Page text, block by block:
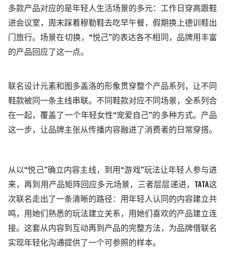
多款产品对应的是年轻人生活场景的多元：工作日穿高跟鞋
进会议室，周末踩着穆勒鞋去吃早午餐，假期换上德训鞋出
门旅行。场景在切换， “悦己”的表达各不相同，品牌用丰富
的产品回应了这一点。
联名设计元素和图多盖洛的形象贯穿整个产品系列，让不同
鞋款被同一条主线串联。不同鞋款对应不同场景，全系列合
在一起，覆盖了一个年轻女性“宠爱自己”的多种方式。产品
这一步，让品牌主张从传播内容融进 了消费者的日常穿搭。
从以 “悦己”确立内容主线，到用 “游戏”玩法让年轻人参与进
来，再到用产品矩阵回应多元场景，三者层层递进， TATA这
次联名走出了一条清晰的路径：用年轻人认同的内容建立共
鸣，用 她们 熟悉的玩法建立关系，用 她们喜欢 的产品建立连
接。这套从内容到互动再到产品的完整方法，为品牌借联名
实现年轻化沟通提供了一个可参照的样本。